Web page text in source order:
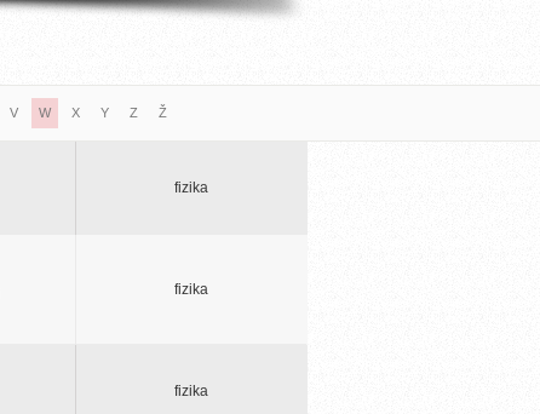
V W X Y Z Ž
fizika
fizika
fizika